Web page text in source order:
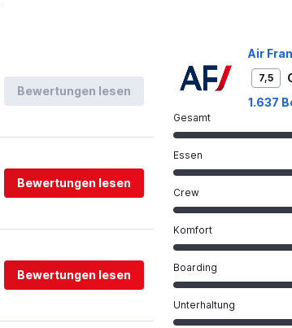
Bewertungen lesen
Bewertungen lesen
Bewertungen lesen
Air
7,5
1.637
Gesamt
Essen
Crew
Komfort
Boarding
Unterhaltung